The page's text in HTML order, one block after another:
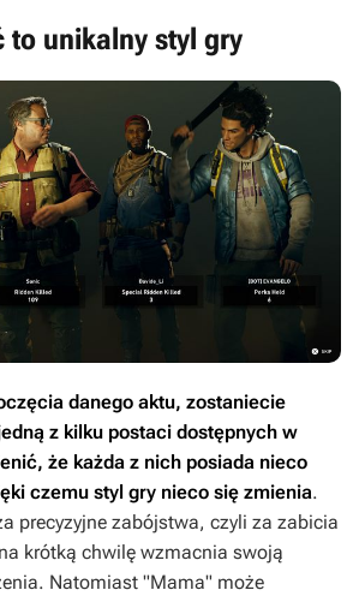
to unikalny styl gry
danego aktu, zostaniecie
z kilku postaci dostępnych w
że każda z nich posiada nieco
czemu styl gry nieco się zmienia.
precyzyjne zabójstwa, czyli za zabicia
krótką chwilę wzmacnia swoją
Natomiast "Mama" może